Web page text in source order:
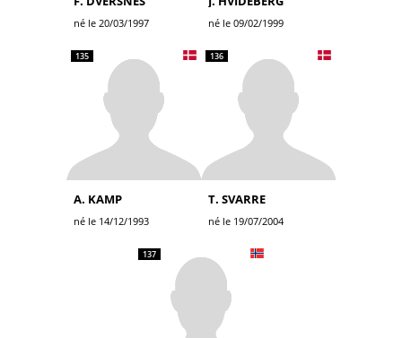
né le 20/03/1997 né le 09/02/1999
135
A. KAMP
né le 14/12/1993
136
T. SVARRE
né le 19/07/2004
137